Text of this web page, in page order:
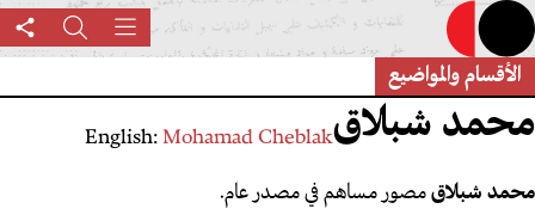
تجاوز
إلى
المحتوى
الرئيسي
القائمة بحث
الأقسام والمواضيع
محمد شبلاق English:Mohamad Cheblak
محمد شبلاقمصور مساهم في مصدر عام.